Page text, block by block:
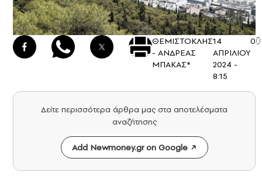
ΘΕΜΙΣΤΟΚΛΗΣ
- ΑΝΔΡΕΑΣ
ΜΠΑΚΑΣ*
14
ΑΠΡΙΛΙΟΥ
2024 -
8:15
0
Δείτε περισσότερα άρθρα μας στα αποτελέσματα
αναζήτησης
Add Newmoney.gr on Google